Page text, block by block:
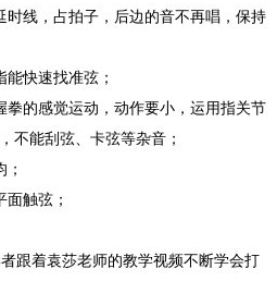
时线，占拍子，后边的音不再唱，保持
快速找准弦；
的感觉运动，动作要小，运用指关节
不能刮弦、卡弦等杂音；
触弦；
跟着袁莎老师的教学视频不断学会打